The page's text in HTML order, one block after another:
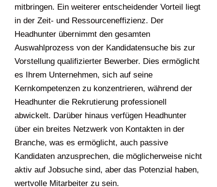
mitbringen. Ein weiterer entscheidender Vorteil liegt
in der Zeit- und Ressourceneffizienz. Der
Headhunter übernimmt den gesamten
Auswahlprozess von der Kandidatensuche bis zur
Vorstellung qualifizierter Bewerber. Dies ermöglicht
es Ihrem Unternehmen, sich auf seine
Kernkompetenzen zu konzentrieren, während der
Headhunter die Rekrutierung professionell
abwickelt. Darüber hinaus verfügen Headhunter
über ein breites Netzwerk von Kontakten in der
Branche, was es ermöglicht, auch passive
Kandidaten anzusprechen, die möglicherweise nicht
aktiv auf Jobsuche sind, aber das Potenzial haben,
wertvolle Mitarbeiter zu sein.